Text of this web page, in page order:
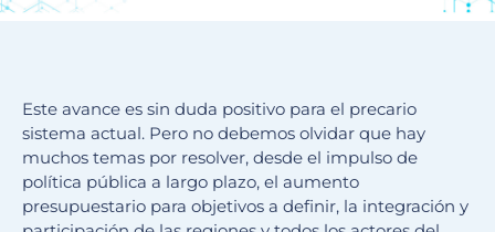
Este avance es sin duda positivo para el precario
sistema actual. Pero no debemos olvidar que hay
muchos temas por resolver, desde el impulso de
política pública a largo plazo, el aumento
presupuestario para objetivos a definir, la integración y